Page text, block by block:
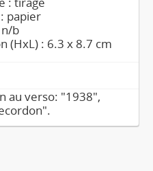
papier
b
(HxL) : 6.3 x 8.7 cm
au verso: "1938",